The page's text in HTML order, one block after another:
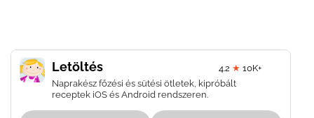
Letöltés 4.2 ★ 10K+
Naprakész főzési és sütési ötletek, kipróbált
receptek iOS és Android rendszeren.